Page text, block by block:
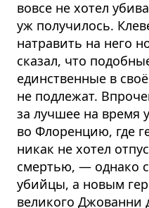
вовсе не хотел
уж получилось.
натравить на него
сказал, что
единственные в
не подлежат.
за лучшее на время
во Флоренцию, где
никак не хотел
смертью, — однако
убийцы, а новым
великого